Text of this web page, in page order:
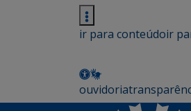
ir para conteúdoir
ouvidoria